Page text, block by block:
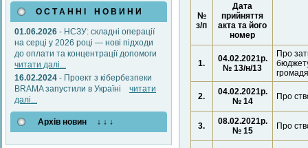
О С Т А Н Н І Н О В И Н И
01.06.2026 - НСЗУ: складні операції
на серці у 2026 році — нові підходи
до оплати та концентрації допомоги
читати далі...
16.02.2024 - Проект з кібербезпеки
BRAMA запустили в Україні читати
далі...
Архів новин ↓ ↓ ↓
№
з/п
Дата
прийняття
акта та його
номер
1.
04.02.2021р.
№ 13/н/13
Про
2.
04.02.2021р.
№ 14
Про
3.
08.02.2021р.
№ 15
Про